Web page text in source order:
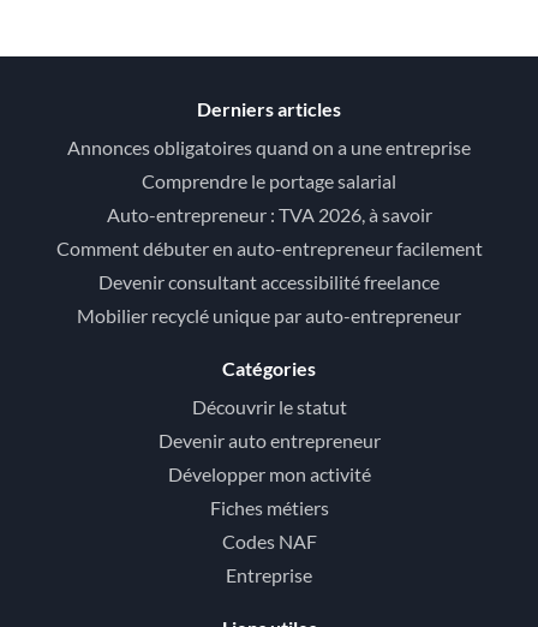
Derniers articles
Annonces obligatoires quand on a une entreprise
Comprendre le portage salarial
Auto-entrepreneur : TVA 2026, à savoir
Comment débuter en auto-entrepreneur facilement
Devenir consultant accessibilité freelance
Mobilier recyclé unique par auto-entrepreneur
Catégories
Découvrir le statut
Devenir auto entrepreneur
Développer mon activité
Fiches métiers
Codes NAF
Entreprise